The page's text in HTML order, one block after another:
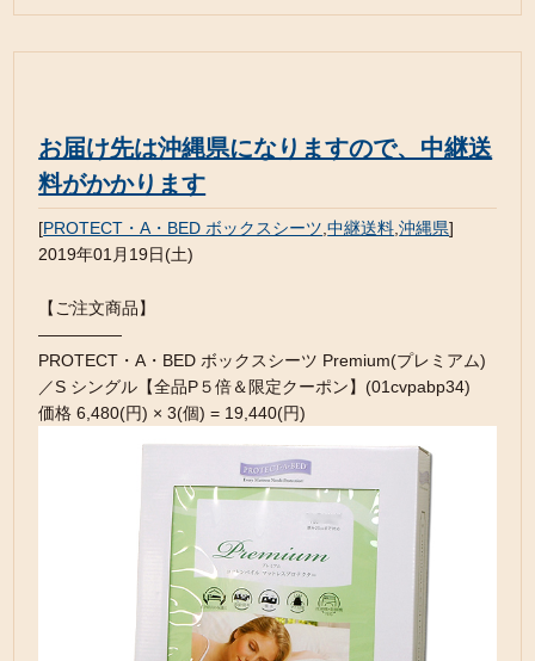
お届け先は沖縄県になりますので、中継送
料がかかります
[PROTECT・A・BED ボックスシーツ ,中継送料 ,沖縄県]
2019年01月19日(土)
【ご注文商品】
—————
PROTECT・A・BED ボックスシーツ Premium(プレミアム)
／S シングル【全品P５倍＆限定クーポン】(01cvpabp34)
価格 6,480(円) × 3(個) = 19,440(円)